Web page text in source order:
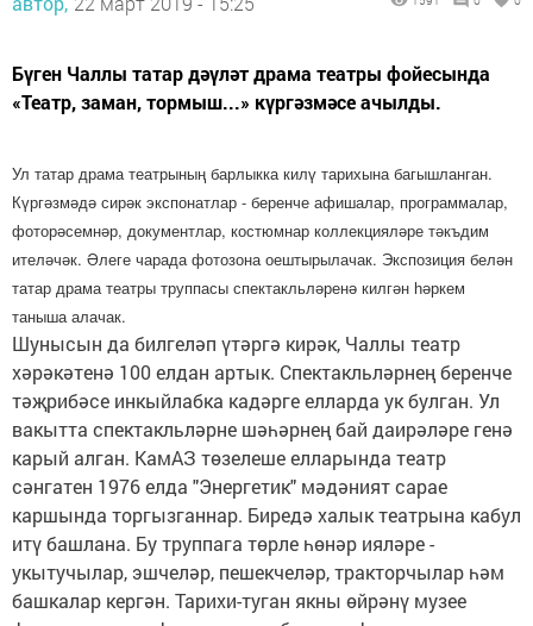
Бүген Чаллы татар дәүләт драма театры фойесында
«Театр, заман, тормыш...» күргәзмәсе ачылды.
Ул татар драма театрының барлыкка килү тарихына багышланган.
Күргәзмәдә сирәк экспонатлар - беренче афишалар, программалар,
фоторәсемнәр, документлар, костюмнар коллекцияләре тәкъдим
ителәчәк. Әлеге чарада фотозона оештырылачак. Экспозиция белән
татар драма театры труппасы спектакльләренә килгән һәркем
таныша алачак.
Шунысын да билгеләп үтәргә кирәк, Чаллы театр
хәрәкәтенә 100 елдан артык. Спектакльләрнең беренче
тәҗрибәсе инкыйлабка кадәрге елларда ук булган. Ул
вакытта спектакльләрне шәһәрнең бай даирәләре генә
карый алган. КамАЗ төзелеше елларында театр
сәнгатен 1976 елда "Энергетик" мәдәният сарае
каршында торгызганнар. Биредә халык театрына кабул
итү башлана. Бу труппага төрле һөнәр ияләре -
укытучылар, эшчеләр, пешекчеләр, тракторчылар һәм
башкалар кергән. Тарихи-туган якны өйрәнү музее